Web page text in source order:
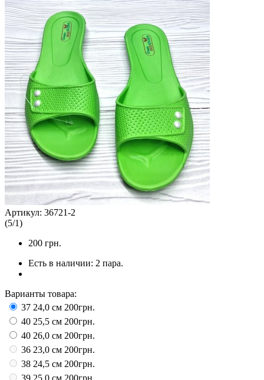
Артикул: 36721-2
(5/1)
200 грн.
Есть в наличии: 2 пара.
Варианты товара:
37 24,0 см 200грн.
40 25,5 см 200грн.
40 26,0 см 200грн.
36 23,0 см 200грн.
38 24,5 см 200грн.
39 25,0 см 200грн.